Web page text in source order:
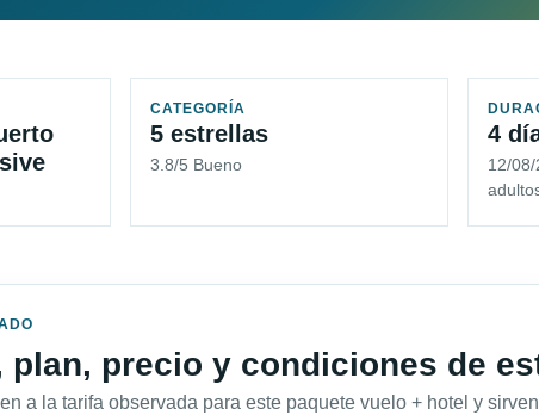
CATEGORÍA
5 estrellas
3.8/5 Bueno
4
12/
plan, precio y condiciones de
a la tarifa observada para este paquete vuelo + hotel y